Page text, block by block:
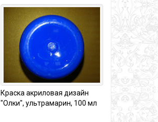
Краска акриловая дизайн
"Олки", ультрамарин, 100 мл
Форма
ДЕВУШКА-